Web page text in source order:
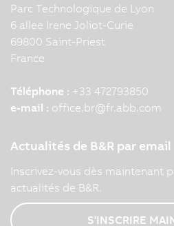
Parc Technologique de Lyon
6 allee Irene Joliot-Curie
69800 Saint-Priest
France
Téléphone : +33 472793850
e-mail : office.br@fr.abb.com
Actualités de B&R par email
Inscrivez-vous dès maintenant
actualités de B&R.
S'INSCRIRE